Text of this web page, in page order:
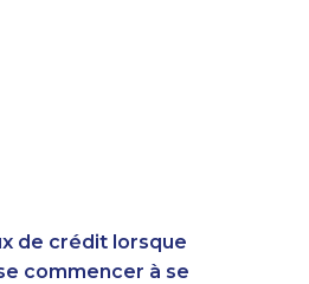
de crédit lorsque
commencer à se